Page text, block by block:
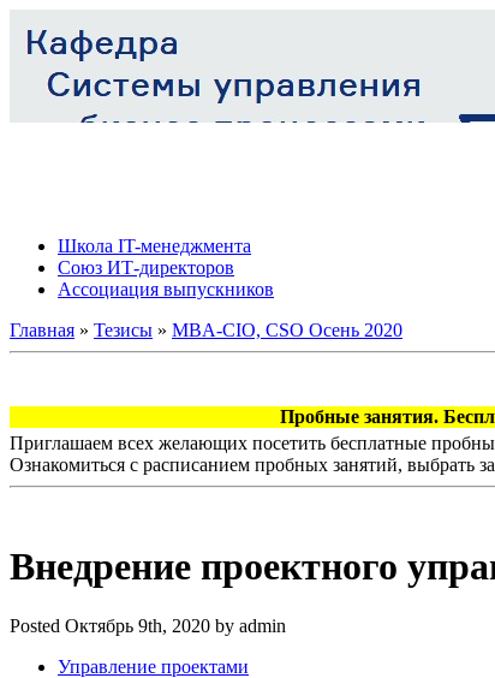
Школа IT-менеджмента
Союз ИТ-директоров
Ассоциация выпускников
Главная » Тезисы » MBA-CIO, CSO Осень 2020
Пробные занятия.
Приглашаем всех желающих посетить бесплатные
Ознакомиться с расписанием пробных занятий, выбрать
Внедрение проектного
Posted Октябрь 9th, 2020 by admin
Управление проектами